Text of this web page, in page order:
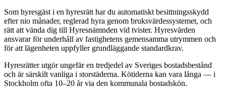
Som hyresgäst i en hyresrätt har du automatiskt besittningsskydd
efter nio månader, reglerad hyra genom bruksvärdessystemet, och
rätt att vända dig till Hyresnämnden vid tvister. Hyresvärden
ansvarar för underhåll av fastighetens gemensamma utrymmen och
för att lägenheten uppfyller grundläggande standardkrav.
Hyresrätter utgör ungefär en tredjedel av Sveriges bostadsbestånd
och är särskilt vanliga i storstäderna. Kötiderna kan vara långa — i
Stockholm ofta 10–20 år via den kommunala bostadskön.